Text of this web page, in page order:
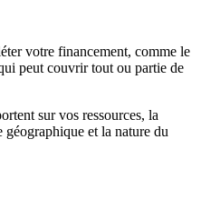
votre financement, comme le
peut couvrir tout ou partie de
sur vos ressources, la
et la nature du